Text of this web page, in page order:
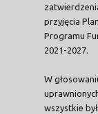
przyjęcia
Programu
2021-2027.
W
wszystkie